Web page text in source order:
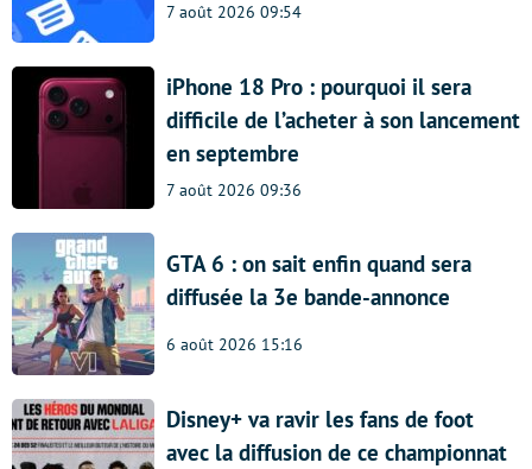
7 août 2026 09:54
iPhone 18 Pro : pourquoi il sera
difficile de l’acheter à son lancement
en septembre
7 août 2026 09:36
GTA 6 : on sait enfin quand sera
diffusée la 3e bande-annonce
6 août 2026 15:16
Disney+ va ravir les fans de foot
avec la diffusion de ce championnat